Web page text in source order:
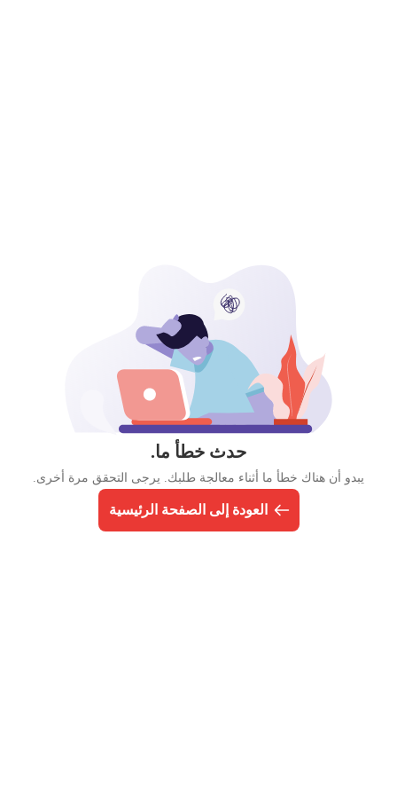
حدث خطأ ما.
يبدو أن هناك خطأ ما أثناء معالجة طلبك. يرجى التحقق مرة أخرى.
العودة إلى الصفحة الرئيسية